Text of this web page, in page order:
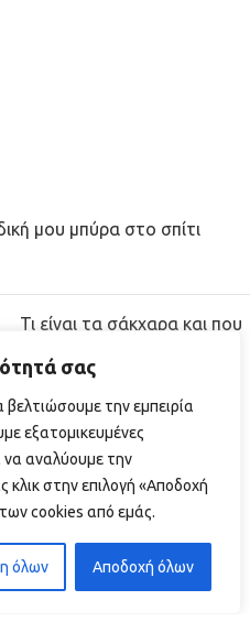
σας
την εμπειρία
εξατομικευμένες
να αναλύουμε την
στην επιλογή «Αποδοχή
cookies από εμάς.
όλων Αποδοχή όλων
μου μπύρα στο σπίτι
Τι είναι τα σάκχαρα και που
04/07/2026